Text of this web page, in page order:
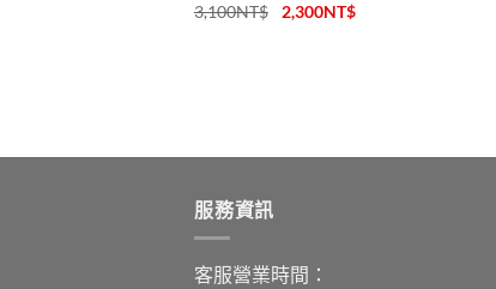
3,100NT$ 2,300NT$
服務資訊
客服營業時間：